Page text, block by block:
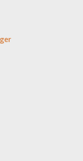
Radicchi,